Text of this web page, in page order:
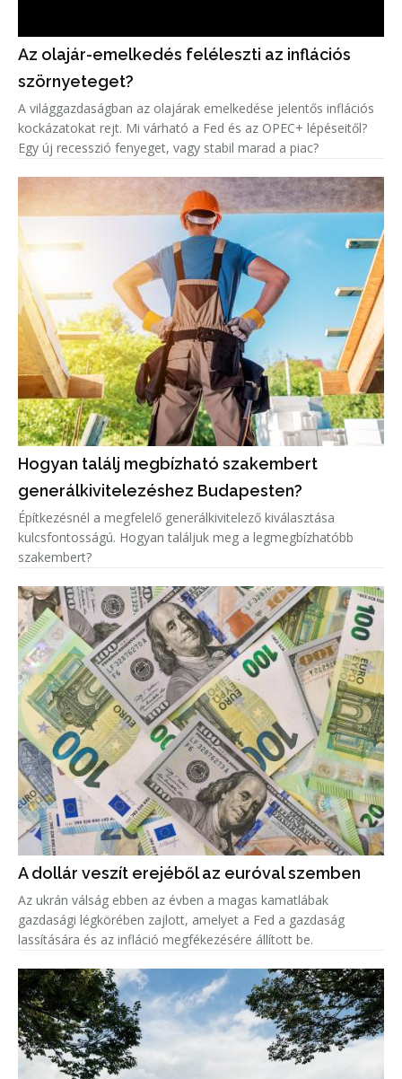
Az olajár-emelkedés feléleszti az inflációs
szörnyeteget?
A világgazdaságban az olajárak emelkedése jelentős inflációs
kockázatokat rejt. Mi várható a Fed és az OPEC+ lépéseitől?
Egy új recesszió fenyeget, vagy stabil marad a piac?
Hogyan találj megbízható szakembert
generálkivitelezéshez Budapesten?
Építkezésnél a megfelelő generálkivitelező kiválasztása
kulcsfontosságú. Hogyan találjuk meg a legmegbízhatóbb
szakembert?
A dollár veszít erejéből az euróval szemben
Az ukrán válság ebben az évben a magas kamatlábak
gazdasági légkörében zajlott, amelyet a Fed a gazdaság
lassítására és az infláció megfékezésére állított be.